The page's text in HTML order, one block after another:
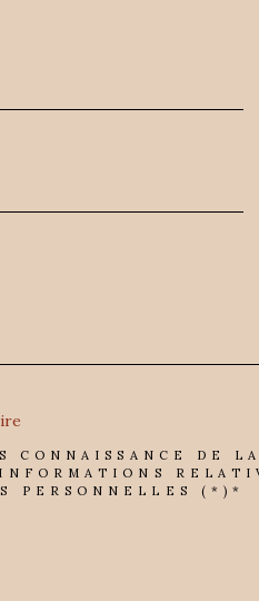
CONNAISSANCE DE
PERSONNELLES (*)*